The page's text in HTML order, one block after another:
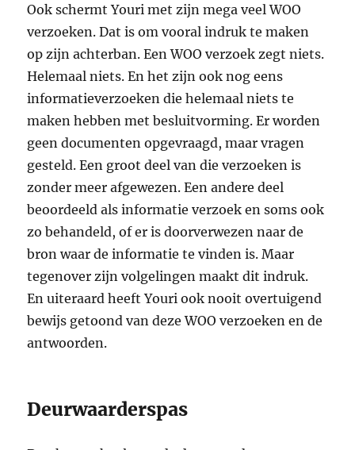
Ook schermt Youri met zijn mega veel WOO
verzoeken. Dat is om vooral indruk te maken
op zijn achterban. Een WOO verzoek zegt niets.
Helemaal niets. En het zijn ook nog eens
informatieverzoeken die helemaal niets te
maken hebben met besluitvorming. Er worden
geen documenten opgevraagd, maar vragen
gesteld. Een groot deel van die verzoeken is
zonder meer afgewezen. Een andere deel
beoordeeld als informatie verzoek en soms ook
zo behandeld, of er is doorverwezen naar de
bron waar de informatie te vinden is. Maar
tegenover zijn volgelingen maakt dit indruk.
En uiteraard heeft Youri ook nooit overtuigend
bewijs getoond van deze WOO verzoeken en de
antwoorden.
Deurwaarderspas